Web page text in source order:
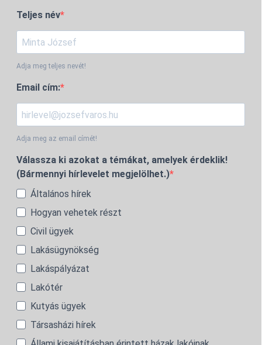
Teljes név
Adja meg teljes nevét!
Email cím:
Adja meg az email címét!
Válassza ki azokat a témákat, amelyek érdeklik!
(Bármennyi hírlevelet megjelölhet.)
Általános hírek
Hogyan vehetek részt
Civil ügyek
Lakásügynökség
Lakáspályázat
Lakótér
Kutyás ügyek
Társasházi hírek